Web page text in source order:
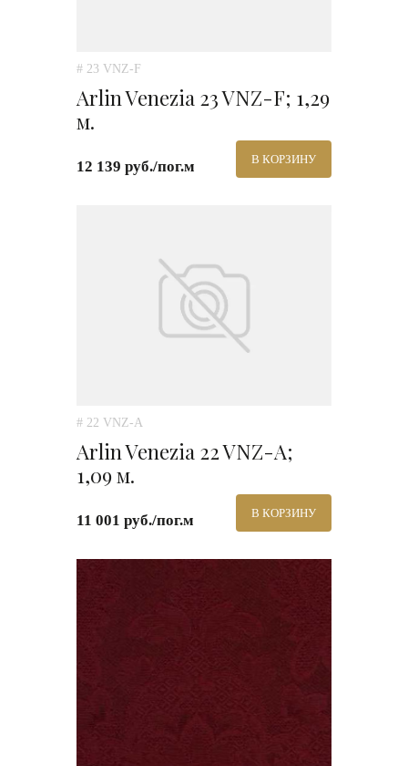
# 23 VNZ-F
Arlin Venezia 23 VNZ-F; 1,29
м.
12 139 руб./пог.м В КОРЗИНУ
# 22 VNZ-A
Arlin Venezia 22 VNZ-A;
1,09 м.
11 001 руб./пог.м В КОРЗИНУ